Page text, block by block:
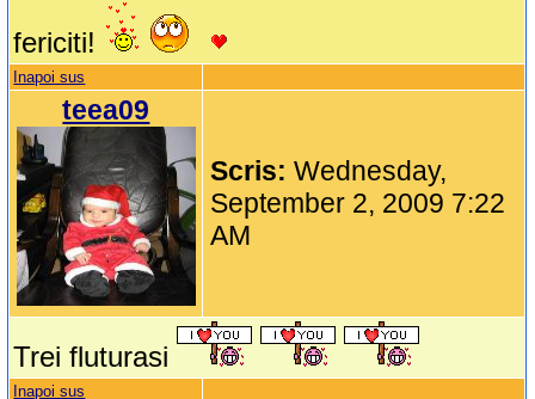
fericiti!
Inapoi sus
teea09
Scris:Wednesday,
September 2, 2009 7:22
AM
Trei fluturasi
Inapoi sus